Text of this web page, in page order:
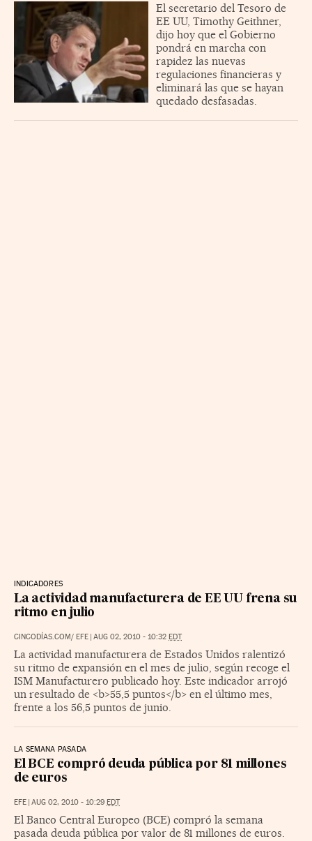
El secretario del Tesoro de
EE UU, Timothy Geithner,
dijo hoy que el Gobierno
pondrá en marcha con
rapidez las nuevas
regulaciones financieras y
eliminará las que se hayan
quedado desfasadas.
INDICADORES
La actividad manufacturera de EE UU frena su
ritmo en julio
CINCODÍAS.COM/ EFE | AUG 02, 2010 - 10:32 EDT
La actividad manufacturera de Estados Unidos ralentizó
su ritmo de expansión en el mes de julio, según recoge el
ISM Manufacturero publicado hoy. Este indicador arrojó
un resultado de <b>55,5 puntos</b> en el último mes,
frente a los 56,5 puntos de junio.
LA SEMANA PASADA
El BCE compró deuda pública por 81 millones
de euros
EFE | AUG 02, 2010 - 10:29 EDT
El Banco Central Europeo (BCE) compró la semana
pasada deuda pública por valor de 81 millones de euros.